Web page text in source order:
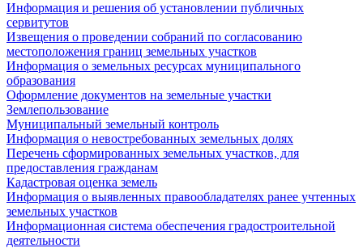
Информация и решения об установлении публичных
сервитутов
Извещения о проведении собраний по согласованию
местоположения границ земельных участков
Информация о земельных ресурсах муниципального
образования
Оформление документов на земельные участки
Землепользование
Муниципальный земельный контроль
Информация о невостребованных земельных долях
Перечень сформированных земельных участков, для
предоставления гражданам
Кадастровая оценка земель
Информация о выявленных правообладателях ранее учтенных
земельных участков
Информационная система обеспечения градостроительной
деятельности